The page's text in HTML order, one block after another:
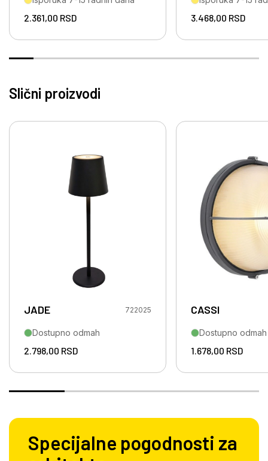
2.361,00 RSD 3.468,00 RSD
Slični proizvodi
JADE 722025
Dostupno odmah
2.798,00 RSD
CASSI
Dostupno odmah
1.678,00 RSD
Specijalne pogodnosti za